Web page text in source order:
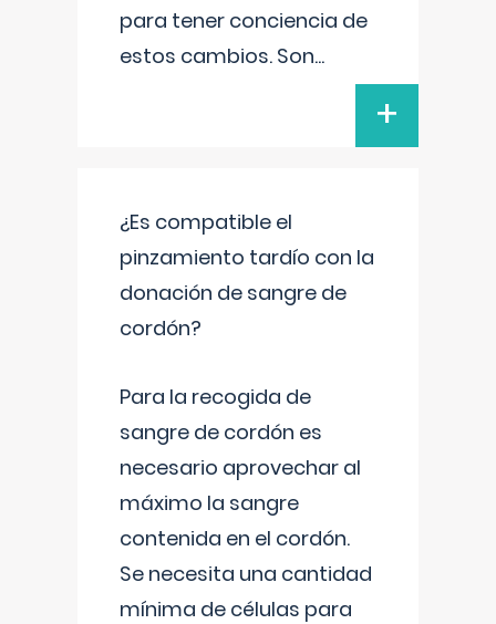
para tener conciencia de
estos cambios. Son...
+
¿Es compatible el
pinzamiento tardío con la
donación de sangre de
cordón?
Para la recogida de
sangre de cordón es
necesario aprovechar al
máximo la sangre
contenida en el cordón.
Se necesita una cantidad
mínima de células para